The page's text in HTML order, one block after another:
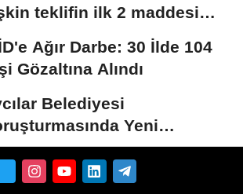
teklifin ilk 2 maddesi
edildi
Ağır Darbe: 30 İlde 104
Gözaltına Alındı
Belediyesi
Yeni
Gözaltındaki 12...